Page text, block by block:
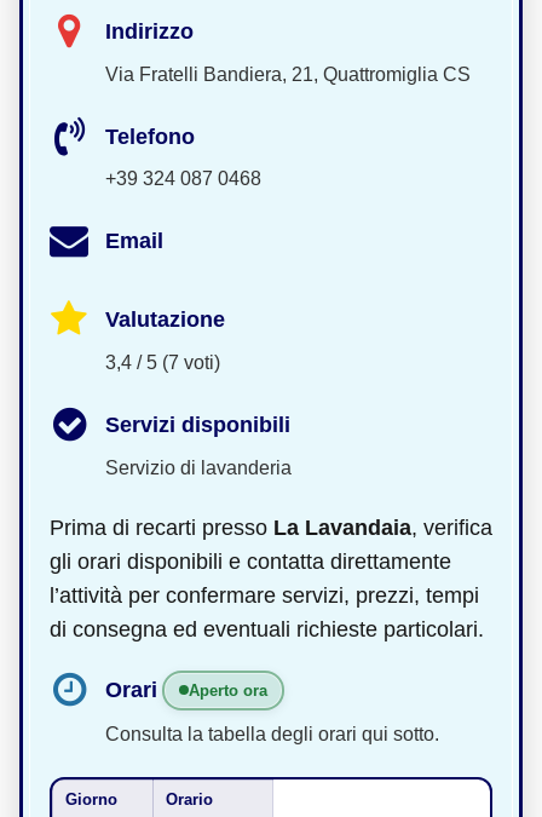
Indirizzo
Via Fratelli Bandiera, 21, Quattromiglia CS
Telefono
+39 324 087 0468
Email
Valutazione
3,4 / 5 (7 voti)
Servizi disponibili
Servizio di lavanderia
Prima di recarti presso La Lavandaia, verifica
gli orari disponibili e contatta direttamente
l’attività per confermare servizi, prezzi, tempi
di consegna ed eventuali richieste particolari.
Orari Aperto ora
Consulta la tabella degli orari qui sotto.
Giorno Orario